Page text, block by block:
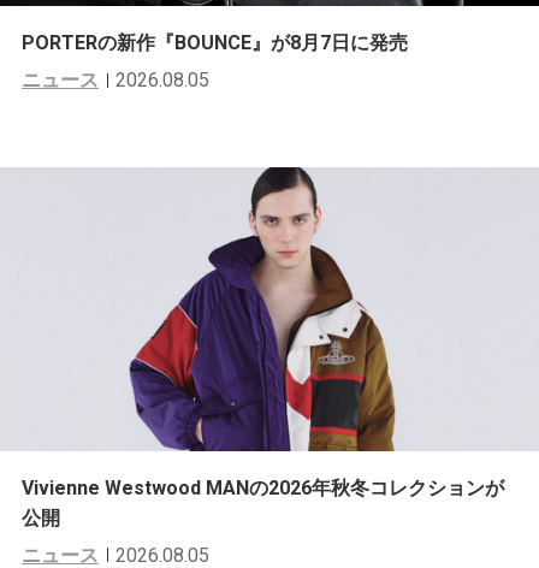
PORTERの新作『BOUNCE』が8月7日に発売
ニュース
2026.08.05
Vivienne Westwood MANの2026年秋冬コレクションが
公開
ニュース
2026.08.05